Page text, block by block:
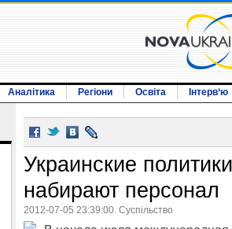
Аналітика Регіони Освіта Інтерв‘ю
Украинские
набирают персонал
2012-07-05 23:39:00. Суспільство